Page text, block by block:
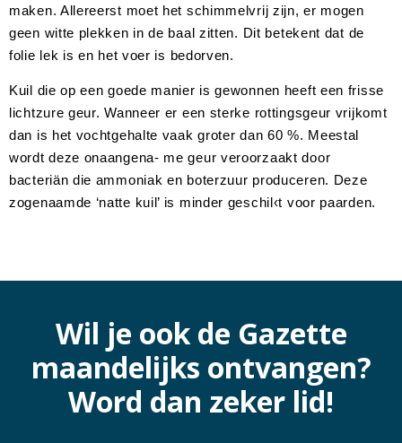
maken. Allereerst moet het schimmelvrij zijn, er mogen
geen witte plekken in de baal zitten. Dit betekent dat de
folie lek is en het voer is bedorven.
Kuil die op een goede manier is gewonnen heeft een frisse
lichtzure geur. Wanneer er een sterke rottingsgeur vrijkomt
dan is het vochtgehalte vaak groter dan 60 %. Meestal
wordt deze onaangena- me geur veroorzaakt door
bacteriän die ammoniak en boterzuur produceren. Deze
zogenaamde ‘natte kuil’ is minder geschil‹t voor paarden.
Wil je ook de Gazette
maandelijks ontvangen?
Word dan zeker lid!